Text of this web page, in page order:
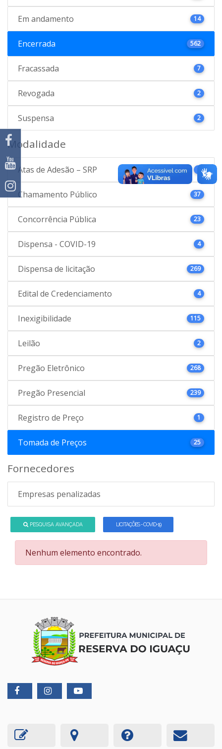
Em andamento 14
Encerrada 562
Fracassada 7
Revogada 2
Suspensa 2
Modalidade
Atas de Adesão – SRP 3
Chamamento Público 37
Concorrência Pública 23
Dispensa - COVID-19 4
Dispensa de licitação 269
Edital de Credenciamento 4
Inexigibilidade 115
Leilão 2
Pregão Eletrônico 268
Pregão Presencial 239
Registro de Preço 1
Tomada de Preços 25
Fornecedores
Empresas penalizadas
PESQUISA AVANÇADA LICITAÇÕES - COVID-19
Nenhum elemento encontrado.